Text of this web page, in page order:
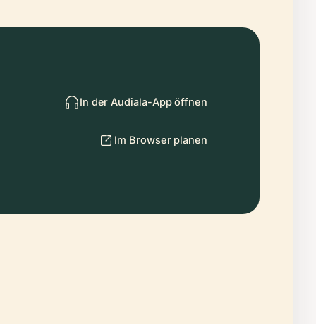
In der Audiala-App öffnen
Im Browser planen